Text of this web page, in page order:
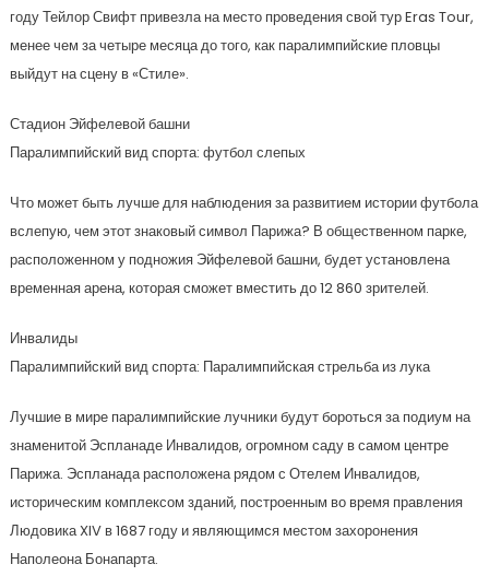
году Тейлор Свифт привезла на место проведения свой тур Eras Tour,
менее чем за четыре месяца до того, как паралимпийские пловцы
выйдут на сцену в «Стиле».
Стадион Эйфелевой башни
Паралимпийский вид спорта: футбол слепых
Что может быть лучше для наблюдения за развитием истории футбола
вслепую, чем этот знаковый символ Парижа? В общественном парке,
расположенном у подножия Эйфелевой башни, будет установлена
временная арена, которая сможет вместить до 12 860 зрителей.
Инвалиды
Паралимпийский вид спорта: Паралимпийская стрельба из лука
Лучшие в мире паралимпийские лучники будут бороться за подиум на
знаменитой Эспланаде Инвалидов, огромном саду в самом центре
Парижа. Эспланада расположена рядом с Отелем Инвалидов,
историческим комплексом зданий, построенным во время правления
Людовика XIV в 1687 году и являющимся местом захоронения
Наполеона Бонапарта.